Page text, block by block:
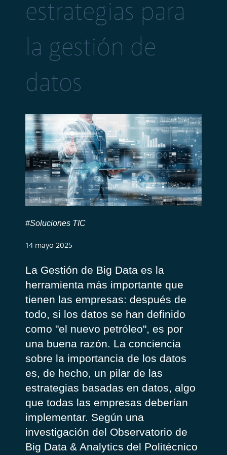
estrategias para
la gestión de
datos
#Soluciones TIC
14 mayo 2025
La Gestión de Big Data es la
herramienta más importante que
tienen las empresas: después de
todo, si los datos se han definido
como "el nuevo petróleo", es por
una buena razón. La conciencia
sobre la importancia de los datos
es, de hecho, un pilar de las
estrategias basadas en datos, algo
que todas las empresas deberían
implementar. Según una
investigación del Observatorio de
Big Data & Analytics del Politécnico